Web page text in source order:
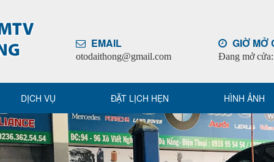
EMAIL
otodaithong@gmail.com
GIỜ MỞ
Đang mở
DỊCH VỤ ĐẶT LỊCH HẸN HÌNH ẢNH